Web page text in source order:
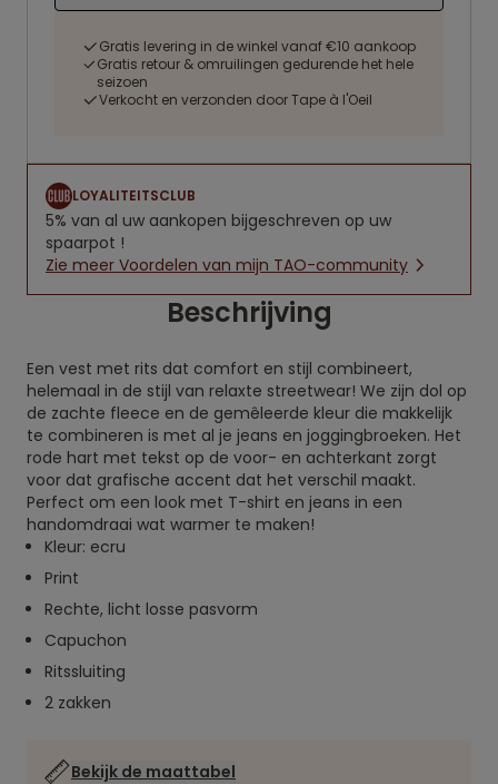
Gratis levering in de winkel vanaf €10 aankoop
Gratis retour & omruilingen gedurende het hele
seizoen
Verkocht en verzonden door Tape à l'Oeil
LOYALITEITSCLUB
5% van al uw aankopen bijgeschreven op uw
spaarpot !
Zie meer Voordelen van mijn TAO-community
Beschrijving
Een vest met rits dat comfort en stijl combineert,
helemaal in de stijl van relaxte streetwear! We zijn dol op
de zachte fleece en de gemêleerde kleur die makkelijk
te combineren is met al je jeans en joggingbroeken. Het
rode hart met tekst op de voor- en achterkant zorgt
voor dat grafische accent dat het verschil maakt.
Perfect om een look met T-shirt en jeans in een
handomdraai wat warmer te maken!
Kleur: ecru
Print
Rechte, licht losse pasvorm
Capuchon
Ritssluiting
2 zakken
Bekijk de maattabel